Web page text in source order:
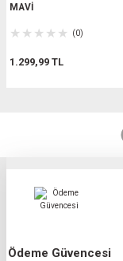
MAVİ
(0)
1.299,99 TL
Ödeme Güvencesi